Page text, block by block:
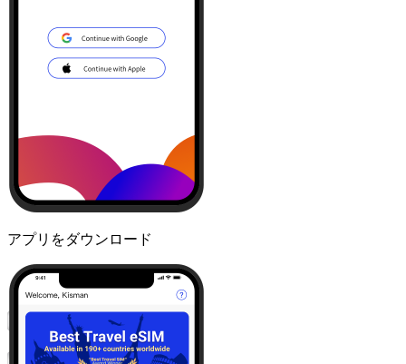
アプリをダウンロード